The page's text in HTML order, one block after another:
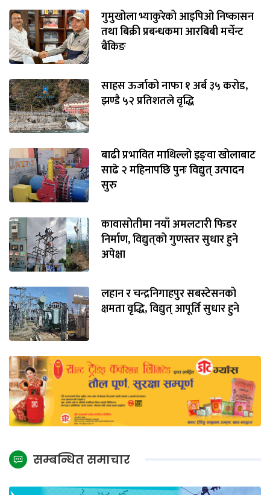
गुमुखोला भ्याकुरेको आइपिओ निष्कासन
तथा बिक्री प्रबन्धकमा आरबिबी मर्चेन्ट
बैंकिङ
साहस ऊर्जाको नाफा १ अर्ब ३५ करोड,
झण्डै ५२ प्रतिशतले वृद्धि
बाढी प्रभावित माथिल्लो इङ्‌वा खोलाबाट
साढे २ महिनापछि पुनः विद्युत् उत्पादन
सुरु
कावासोतीमा नयाँ अमलटारी फिडर
निर्माण, विद्युत्‌को गुणस्तर सुधार हुने
अपेक्षा
लहान र चन्द्रनिगाहपुर सबस्टेसनको
क्षमता वृद्धि, विद्युत् आपूर्ति सुधार हुने
सम्बन्धित समाचार